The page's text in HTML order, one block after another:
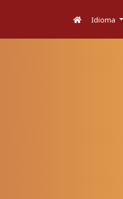
Idioma